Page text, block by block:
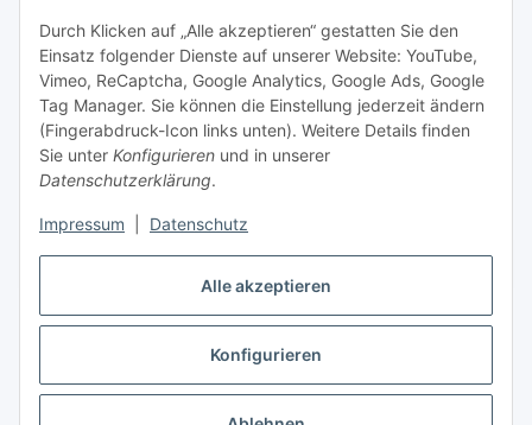
Alle akzeptieren
Konfigurieren
Durch Klicken auf „Alle akzeptieren“ gestatten Sie den
Einsatz folgender Dienste auf unserer Website: YouTube,
Vimeo, ReCaptcha, Google Analytics, Google Ads, Google
Tag Manager. Sie können die Einstellung jederzeit ändern
(Fingerabdruck-Icon links unten). Weitere Details finden
Sie unter Konfigurieren und in unserer
Datenschutzerklärung.
Impressum Datenschutz
Vertrag widerrufen
* Alle Preise inkl. gesetzlicher MwSt., zzgl.Versand